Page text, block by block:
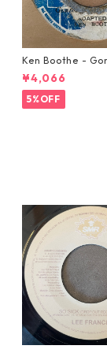
Ken Boothe -
Miracle【7-21362
¥4,066
5%OFF